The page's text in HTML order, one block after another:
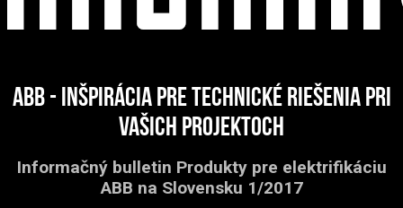
ABB - INŠPIRÁCIA PRE TECHNICKÉ RIEŠENIA PRI
VAŠICH PROJEKTOCH
Informačný bulletin Produkty pre elektrifikáciu
ABB na Slovensku 1/2017